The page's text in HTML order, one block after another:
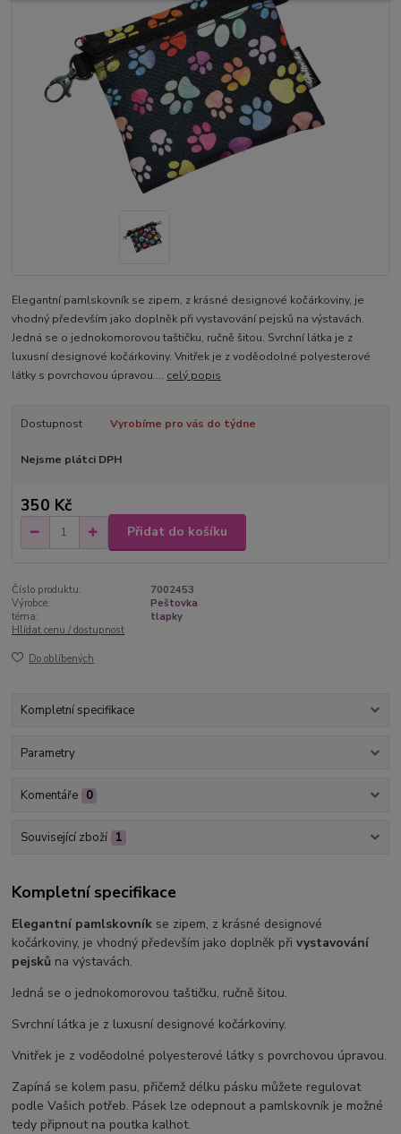
Elegantní pamlskovník se zipem, z krásné designové kočárkoviny, je
vhodný především jako doplněk při vystavování pejsků na výstavách.
Jedná se o jednokomorovou taštičku, ručně šitou. Svrchní látka je z
luxusní designové kočárkoviny. Vnitřek je z voděodolné polyesterové
látky s povrchovou úpravou.... celý popis
Dostupnost Vyrobíme pro vás do týdne
Nejsme plátci DPH
350 Kč
Přidat do košíku
Číslo produktu:
7002453
Výrobce:
Peštovka
téma:
tlapky
Hlídat cenu / dostupnost
Do oblíbených
Kompletní specifikace
Parametry
Komentáře 0
Související zboží 1
Kompletní specifikace
Elegantní pamlskovník se zipem, z krásné designové
kočárkoviny, je vhodný především jako doplněk při vystavování
pejsků na výstavách.
Jedná se o jednokomorovou taštičku, ručně šitou.
Svrchní látka je z luxusní designové kočárkoviny.
Vnitřek je z voděodolné polyesterové látky s povrchovou úpravou.
Zapíná se kolem pasu, přičemž délku pásku můžete regulovat
podle Vašich potřeb. Pásek lze odepnout a pamlskovník je možné
tedy připnout na poutka kalhot.